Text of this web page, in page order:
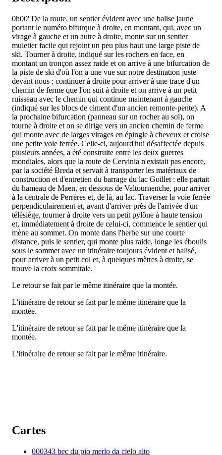
0h00' De la route, un sentier évident avec une balise jaune
portant le numéro bifurque à droite, en montant, qui, avec un
virage à gauche et un autre à droite, monte sur un sentier
muletier facile qui rejoint un peu plus haut une large piste de
ski. Tourner à droite, indiqué sur les rochers en face, en
montant un tronçon assez raide et on arrive à une bifurcation de
la piste de ski d'où l'on a une vue sur notre destination juste
devant nous ; continuer à droite pour arriver à une trace d'un
chemin de ferme que l'on suit à droite et on arrive à un petit
ruisseau avec le chemin qui continue maintenant à gauche
(indiqué sur les blocs de ciment d'un ancien remonte-pente). A
la prochaine bifurcation (panneau sur un rocher au sol), on
tourne à droite et on se dirige vers un ancien chemin de ferme
qui monte avec de larges virages en épingle à cheveux et croise
une petite voie ferrée. Celle-ci, aujourd'hui désaffectée depuis
plusieurs années, a été construite entre les deux guerres
mondiales, alors que la route de Cervinia n'existait pas encore,
par la société Breda et servait à transporter les matériaux de
construction et d'entretien du barrage du lac Goillet : elle partait
du hameau de Maen, en dessous de Valtournenche, pour arriver
à la centrale de Perrères et, de là, au lac. Traverser la voie ferrée
perpendiculairement et, avant d'arriver près de l'arrivée d'un
télésiège, tourner à droite vers un petit pylône à haute tension
et, immédiatement à droite de celui-ci, commence le sentier qui
mène au sommet. On monte dans l'herbe sur une courte
distance, puis le sentier, qui monte plus raide, longe les éboulis
sous le sommet avec un itinéraire toujours évident et balisé,
pour arriver à un petit col et, à quelques mètres à droite, se
trouve la croix sommitale.
Le retour se fait par le même itinéraire que la montée.
L'itinéraire de retour se fait par le même itinéraire que la
montée.
L'itinéraire de retour se fait par le même itinéraire que la
montée.
L'itinéraire de retour se fait par le même itinéraire.
Cartes
000343 bec du pio merlo da cielo alto